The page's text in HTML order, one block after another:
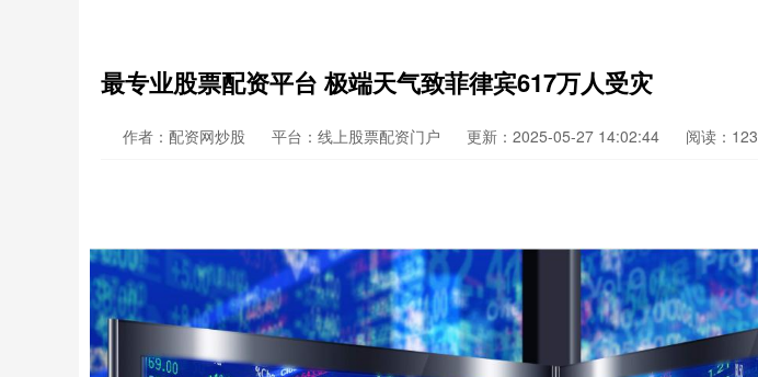
最专业股票配资平台 极端天气致菲律宾617万人受灾
作者：配资网炒股 平台：线上股票配资门户 更新：2025-05-27 14:02:44 阅读：123